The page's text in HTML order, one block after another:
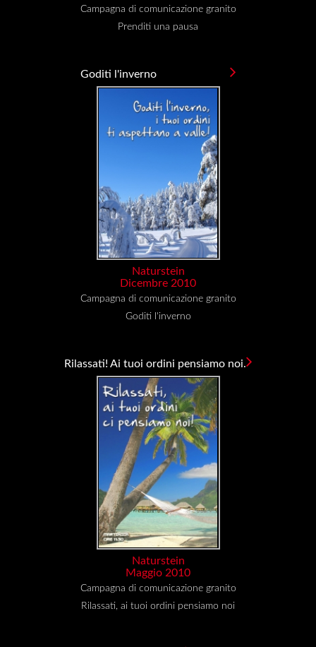
Campagna di comunicazione granito
Prenditi una pausa
Goditi l'inverno
Naturstein
Dicembre 2010
Campagna di comunicazione granito
Goditi l'inverno
Rilassati! Ai tuoi ordini pensiamo noi.
Naturstein
Maggio 2010
Campagna di comunicazione granito
Rilassati, ai tuoi ordini pensiamo noi